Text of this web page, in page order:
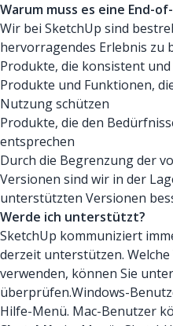
Warum muss es eine End-
Wir bei SketchUp sind
hervorragendes Erlebnis zu
Produkte, die konsistent
Produkte und Funktionen,
Nutzung schützen
Produkte, die den
entsprechen
Durch die Begrenzung der
Versionen sind wir in der
unterstützten Versionen
Werde ich unterstützt?
SketchUp kommuniziert
derzeit unterstützen.
verwenden, können Sie unter
überprüfen.Windows-
Hilfe-Menü. Mac-Benutzer